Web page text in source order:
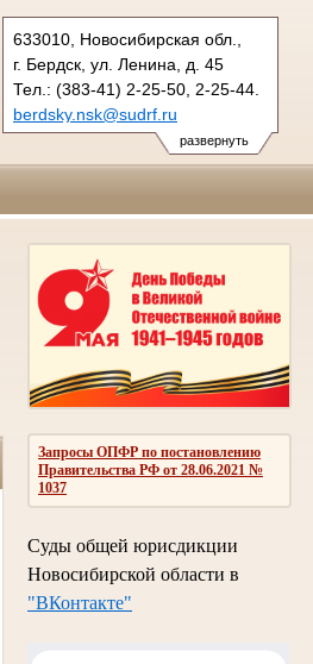
развернуть
633010, Новосибирская обл.,
г. Бердск, ул. Ленина, д. 45
Тел.: (383-41) 2-25-50, 2-25-44.
berdsky.nsk@sudrf.ru
Запросы ОПФР по постановлению
Правительства РФ от 28.06.2021 №
1037
Суды общей юрисдикции
Новосибирской области в
"ВКонтакте"